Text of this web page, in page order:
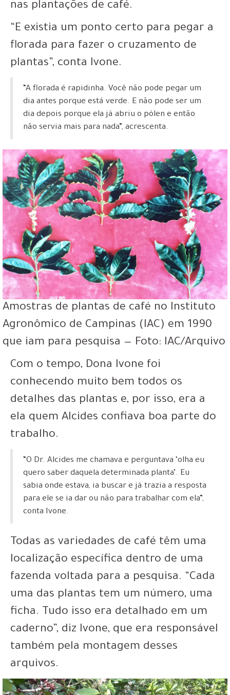
nas plantações de café.
“E existia um ponto certo para pegar a
florada para fazer o cruzamento de
plantas”, conta Ivone.
“A florada é rapidinha. Você não pode pegar um
dia antes porque está verde. E não pode ser um
dia depois porque ela já abriu o pólen e então
não servia mais para nada”, acrescenta.
Amostras de plantas de café no Instituto
Agronômico de Campinas (IAC) em 1990
que iam para pesquisa — Foto: IAC/Arquivo
Com o tempo, Dona Ivone foi
conhecendo muito bem todos os
detalhes das plantas e, por isso, era a
ela quem Alcides confiava boa parte do
trabalho.
“O Dr. Alcides me chamava e perguntava ‘olha eu
quero saber daquela determinada planta’. Eu
sabia onde estava, ia buscar e já trazia a resposta
para ele se ia dar ou não para trabalhar com ela”,
conta Ivone.
Todas as variedades de café têm uma
localização específica dentro de uma
fazenda voltada para a pesquisa. “Cada
uma das plantas tem um número, uma
ficha. Tudo isso era detalhado em um
caderno”, diz Ivone, que era responsável
também pela montagem desses
arquivos.